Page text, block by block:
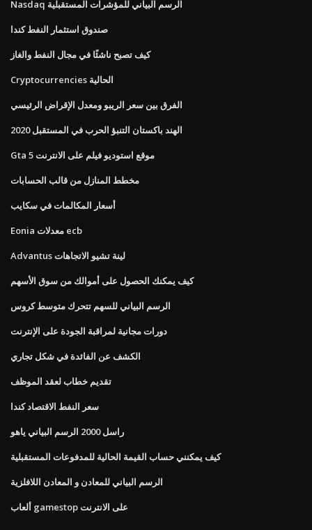
Nasdaq الرسم البياني للمؤشرات المستقبلية
صندوق استثمار النفط كندا
كيف تصبح ناشئًا في مجال النفط والغاز
Cryptocurrencies الحالية
الفرق بين سعر الريبو ومعدل الإقراض الرئيسي
الهند باكستان التنبؤ الحرب في المستقبل 2020
Gta 5 موقع استوديو فيلم على الانترنت
مخطط المنازل من قالب الحسابات
أسعار المكالمات في سكايب
Eonia معدلات ecb
Advantus لينة تشيو الاتجاهات
كيف يمكنك الحصول على أموالك من سوق الأسهم
الرسم البياني للسهم تتحرك متوسط ​​كروس
دورات مجانية لمراقبة الجودة على الإنترنت
الكشف عن الفائدة في شكل تجاري
تقديم خطاب لعقد الموظف
سعر النفط الاقتصاد كندا
راسل 2000 الرسم البياني ياهو
كيف يمكنني حساب القيمة الحالية للمدفوعات المستقبلية
الرسم البياني للمعادن و المعادن اللافلزية
ألعاب gamestop على الانترنت